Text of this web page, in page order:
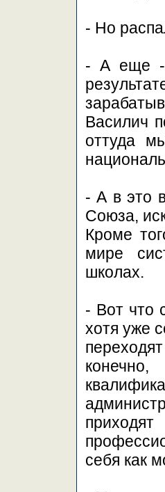
- Но
- А еще -
Василич
оттуда
- А в это
Союза,
Кроме
мире
школах.
- Вот что
хотя уже
себя как